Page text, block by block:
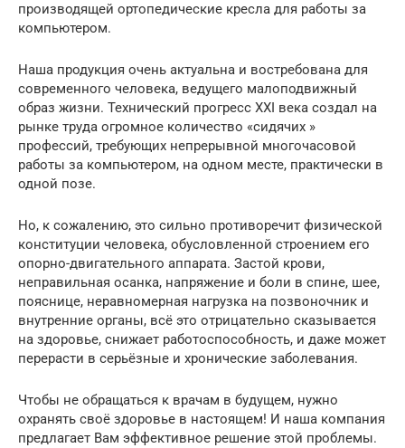
производящей ортопедические кресла для работы за
компьютером.
Наша продукция очень актуальна и востребована для
современного человека, ведущего малоподвижный
образ жизни. Технический прогресс XXI века создал на
рынке труда огромное количество «сидячих »
профессий, требующих непрерывной многочасовой
работы за компьютером, на одном месте, практически в
одной позе.
Но, к сожалению, это сильно противоречит физической
конституции человека, обусловленной строением его
опорно-двигательного аппарата. Застой крови,
неправильная осанка, напряжение и боли в спине, шее,
пояснице, неравномерная нагрузка на позвоночник и
внутренние органы, всё это отрицательно сказывается
на здоровье, снижает работоспособность, и даже может
перерасти в серьёзные и хронические заболевания.
Чтобы не обращаться к врачам в будущем, нужно
охранять своё здоровье в настоящем! И наша компания
предлагает Вам эффективное решение этой проблемы.